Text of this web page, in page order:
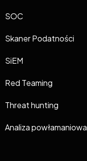
SOC
Skaner Podatności
SiEM
Red Teaming
Threat hunting
Analiza powłamaniowa